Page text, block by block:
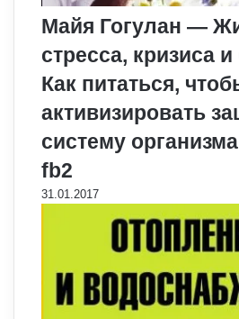
Майя Гогулан —
стресса, кризиса
Как питаться,
активизировать
систему
fb2
31.01.2017